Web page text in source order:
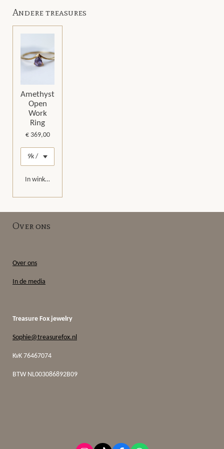
Andere treasures
Amethyst
Open
Work
Ring
€ 369,00
In winkelwagen
Over ons
Over ons
In de media
Treasure Fox jewelry
Sophie@treasurefox.nl
KvK 76467074
BTW NL003086892B09